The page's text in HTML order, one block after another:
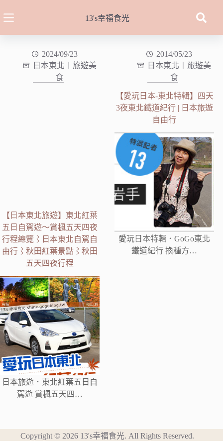
至
13's幸福食光
2024/09/23
日本東北︱旅遊美
食
【日本東北旅遊】東北紅葉
五日自駕遊～賞楓五天四夜
行程總覽⌇日本東北自駕自
由行⌇秋田紅葉景點⌇秋田
五天四夜行程
日本旅遊．東北紅葉五日自
駕遊 賞楓五天四…
2014/05/23
日本東北︱旅遊美
食
【愛玩日本-東北特輯】四天
3夜東北鐵道紀行 | 日本旅遊
自由行
愛玩日本特輯．GoGo東北
鐵道紀行 換種方…
Copyright © 2026 13's幸福食光. All Rights Reserved.